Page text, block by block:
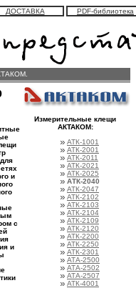
ДОСТАВКА PDF-библиотека
и
с
и
Измерительные клещи
АКТАКОМ:
АТК-1001
АТК-2001
АТК-2011
АТК-2021
АТК-2025
АТК-2040
АТК-2047
АТК-2102
АТК-2103
АТК-2104
АТК-2109
АТК-2120
АТК-2200
АТК-2250
АТК-2301
АТА-2500
АТА-2502
АТА-2507
АТК-4001